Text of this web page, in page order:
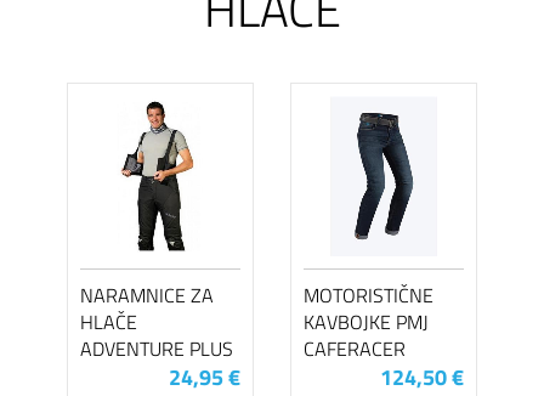
NARAMNICE ZA
HLAČE
ADVENTURE PLUS
24,95 €
MOTORISTIČNE
KAVBOJKE PMJ
CAFERACER
124,50 €